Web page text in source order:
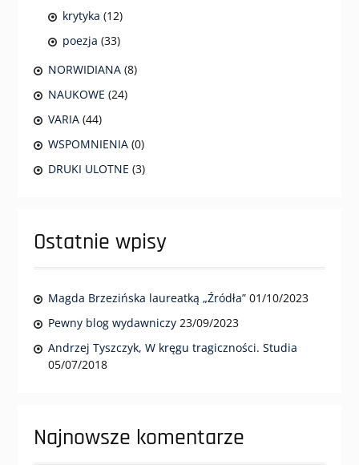
krytyka (12)
poezja (33)
NORWIDIANA (8)
NAUKOWE (24)
VARIA (44)
WSPOMNIENIA (0)
DRUKI ULOTNE (3)
Ostatnie wpisy
Magda Brzezińska laureatką „Źródła” 01/10/2023
Pewny blog wydawniczy 23/09/2023
Andrzej Tyszczyk, W kręgu tragiczności. Studia
05/07/2018
Najnowsze komentarze